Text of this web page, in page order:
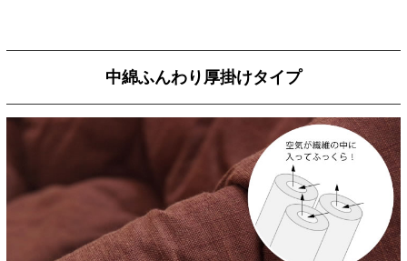
中綿ふんわり厚掛けタイプ